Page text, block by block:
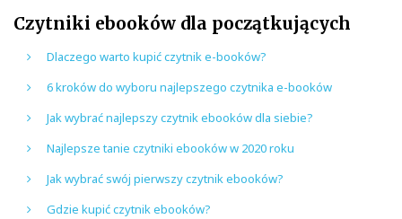
Czytniki ebooków dla początkujących
Dlaczego warto kupić czytnik e-booków?
6 kroków do wyboru najlepszego czytnika e-booków
Jak wybrać najlepszy czytnik ebooków dla siebie?
Najlepsze tanie czytniki ebooków w 2020 roku
Jak wybrać swój pierwszy czytnik ebooków?
Gdzie kupić czytnik ebooków?